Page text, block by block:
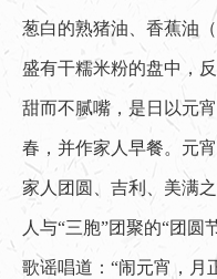
葱白的熟猪油、香蕉油
盛有干糯米粉的盘中，
甜而不腻嘴，是日以元
春，并作家人早餐。元
家人团圆、吉利、美满
人与“三胞”团聚的“团
歌谣唱道：“闹元宵，月